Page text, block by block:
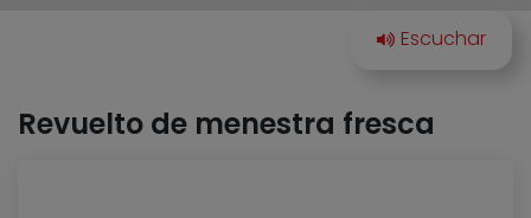
Revuelto de menestra fresca